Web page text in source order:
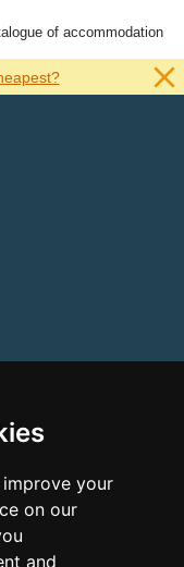
your
on our
and
of accommodation